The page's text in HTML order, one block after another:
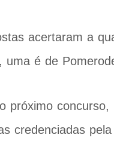
acertaram a
uma é de
próximo
credenciadas